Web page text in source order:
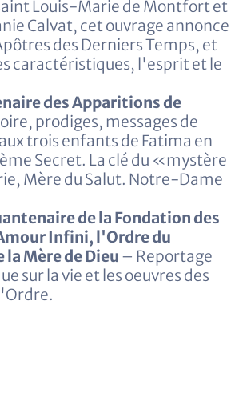
Louis-Marie de Montfort et
Calvat, cet ouvrage annonce
des Derniers Temps, et
caractéristiques, l'esprit et le
des Apparitions de
prodiges, messages de
trois enfants de Fatima en
Secret. La clé du «mystère
Mère du Salut. Notre-Dame
de la Fondation des
Infini, l'Ordre du
Mère de Dieu – Reportage
sur la vie et les oeuvres des